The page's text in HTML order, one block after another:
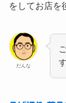
をしてお店を
だんな